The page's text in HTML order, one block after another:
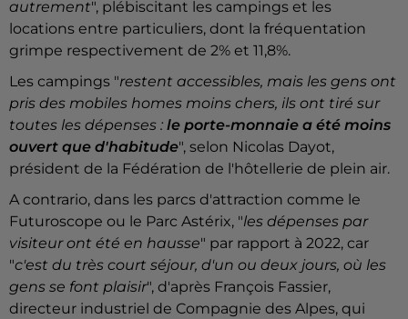
autrement", plébiscitant les campings et les
locations entre particuliers, dont la fréquentation
grimpe respectivement de 2% et 11,8%.
Les campings "restent accessibles, mais les gens ont
pris des mobiles homes moins chers, ils ont tiré sur
toutes les dépenses : le porte-monnaie a été moins
ouvert que d'habitude", selon Nicolas Dayot,
président de la Fédération de l'hôtellerie de plein air.
A contrario, dans les parcs d'attraction comme le
Futuroscope ou le Parc Astérix, "les dépenses par
visiteur ont été en hausse" par rapport à 2022, car
"c'est du très court séjour, d'un ou deux jours, où les
gens se font plaisir", d'après François Fassier,
directeur industriel de Compagnie des Alpes, qui